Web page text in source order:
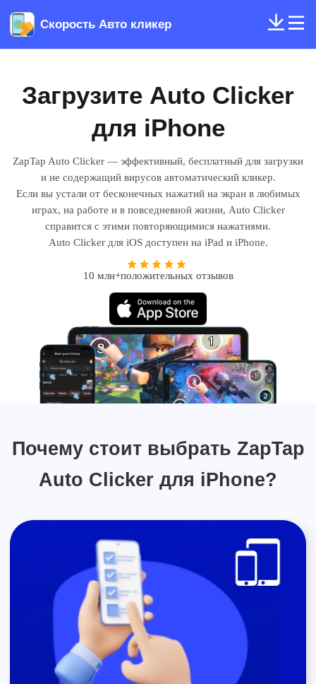
Скорость ​​Авто кликер
Загрузите Auto Clicker
для iPhone
ZapTap Auto Clicker — эффективный, бесплатный для загрузки
и не содержащий вирусов автоматический кликер.
Если вы устали от бесконечных нажатий на экран в любимых
играх, на работе и в повседневной жизни, Auto Clicker
справится с этими повторяющимися нажатиями.
Auto Clicker для iOS доступен на iPad и iPhone.
10 млн+положительных отзывов
Почему стоит выбрать ZapTap
Auto Clicker для iPhone?